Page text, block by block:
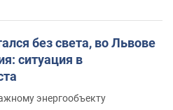
без света, во Львове
ситуация в
энергообъекту